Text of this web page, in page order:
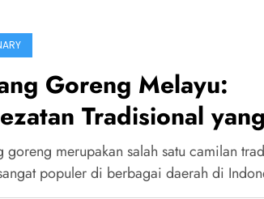
Goreng Melayu:
Tradisional
goreng merupakan salah satu camilan
populer di berbagai daerah di